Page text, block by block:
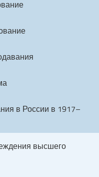
в России в 1917–
высшего